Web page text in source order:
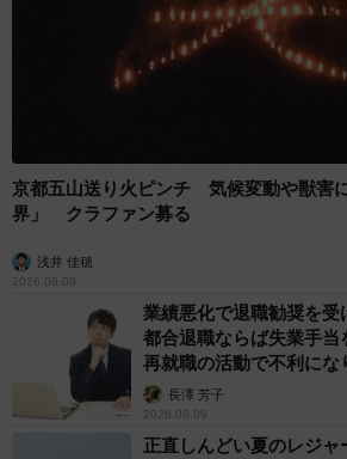
京都五山送り火ピンチ 気候変動や獣害
界」 クラファン募る
浅井 佳穂
2026.08.09
業績悪化で退職勧奨を
都合退職ならば失業手
再就職の活動で不利にな
アカウンセラーが解説】
長澤 芳子
2026.08.09
正直しんどい夏のレジャ